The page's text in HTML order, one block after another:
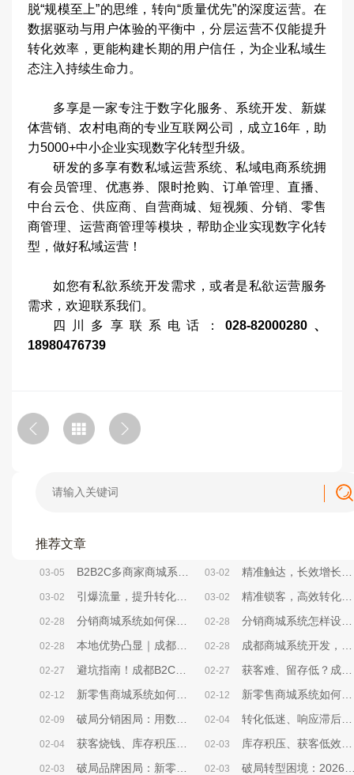
脱“规模至上”的思维，转向“质量优先”的深度运营。在
数据驱动与用户体验的平衡中，分层运营不仅能提升
转化效率，更能构建长期的用户信任，为企业私域生
态注入持续生命力。
多享是一家专注于数字化服务、系统开发、新媒
体营销、农村电商的专业互联网公司，成立16年，助
力5000+中小企业实现数字化转型升级。
研发的多享有数私域运营系统、私域电商系统拥
有会员管理、优惠券、限时抢购、订单管理、直播、
中台云仓、供应商、自营商城、短视频、分销、零售
商管理、运营商管理等模块，帮助企业实现数字化转
型，做好私域运营 ！
如您有私欲系统开发需求，或者是私欲运营服务
需求，欢迎联系我们。
四川多享联系电话： 028-82000280、
18980476739
推荐文章
03-05 B2B2C多商家商城系统，帮你砍掉80%无效运营成本 03-02 精准触达，长效增长——成都小程序商城系统精准营销方法解析
03-02 引爆流量，提升转化——成都小程序商城系统活动策划实战方案 03-02 精准锁客，高效转化——成都小程序商城系统社群搭建全攻略
02-28 分销商城系统如何保证用户获得良好使用体验？ 02-28 分销商城系统怎样设计用户引导与转化率提升策略？
02-28 本地优势凸显｜成都商城系统开发，选对本地服务商少走90%弯路 02-28 成都商城系统开发，中小企业别再为“无效开发”浪费成本
02-27 避坑指南！成都B2C商城系统选型，本地企业必看的核心要点 02-27 获客难、留存低？成都B2C商城系统帮本地企业破局电商困局
02-12 新零售商城系统如何开展限时秒杀营销活动？ 02-12 新零售商城系统如何开展优惠券营销活动？
02-09 破局分销困局：用数据分析解锁商城增长密码 02-04 转化低迷、响应滞后、决策盲目？B2C商城系统激活企业增效新动能
02-04 获客烧钱、库存积压、人力内耗？B2C商城系统破解企业降本三大困局 02-03 库存积压、获客低效？新零售商城系统打通企业降本增效任督二脉
02-03 破局品牌困局：新零售商城系统，让商家从“卖货”到“立牌” 02-03 破局转型困境：2026新零售商城系统三大核心发展方向